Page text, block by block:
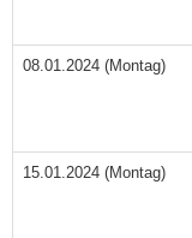
08.01.2024 (Montag)
15.01.2024 (Montag)